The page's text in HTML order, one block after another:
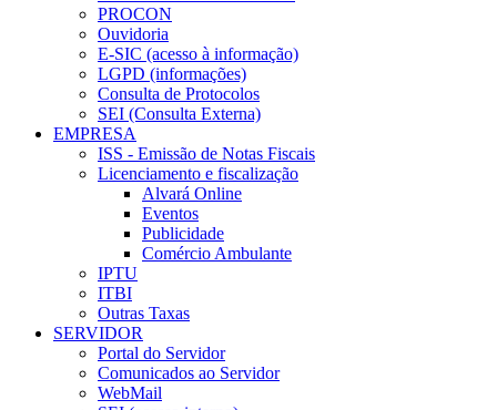
PROCON
Ouvidoria
E-SIC (acesso à informação)
LGPD (informações)
Consulta de Protocolos
SEI (Consulta Externa)
EMPRESA
ISS - Emissão de Notas Fiscais
Licenciamento e fiscalização
Alvará Online
Eventos
Publicidade
Comércio Ambulante
IPTU
ITBI
Outras Taxas
SERVIDOR
Portal do Servidor
Comunicados ao Servidor
WebMail